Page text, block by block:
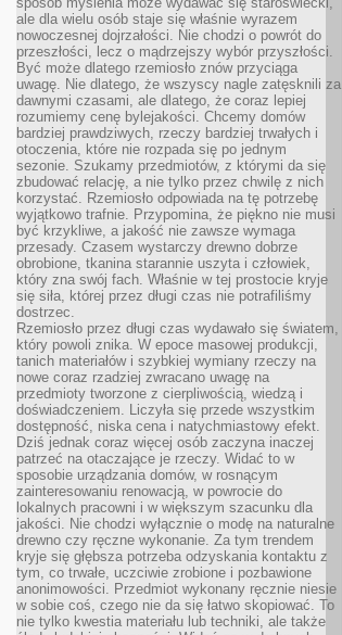
ale dla wielu osób staje się właśnie wyrazem
nowoczesnej dojrzałości. Nie chodzi o powrót do
przeszłości, lecz o mądrzejszy wybór przyszłości.
Być może dlatego rzemiosło znów przyciąga
uwagę. Nie dlatego, że wszyscy nagle zatęsknili za
dawnymi czasami, ale dlatego, że coraz lepiej
rozumiemy cenę bylejakości. Chcemy domów
bardziej prawdziwych, rzeczy bardziej trwałych i
otoczenia, które nie rozpada się po jednym
sezonie. Szukamy przedmiotów, z którymi da się
zbudować relację, a nie tylko przez chwilę z nich
korzystać. Rzemiosło odpowiada na tę potrzebę
wyjątkowo trafnie. Przypomina, że piękno nie musi
być krzykliwe, a jakość nie zawsze wymaga
przesady. Czasem wystarczy drewno dobrze
obrobione, tkanina starannie uszyta i człowiek,
który zna swój fach. Właśnie w tej prostocie kryje
się siła, której przez długi czas nie potrafiliśmy
dostrzec.
Rzemiosło przez długi czas wydawało się światem,
który powoli znika. W epoce masowej produkcji,
tanich materiałów i szybkiej wymiany rzeczy na
nowe coraz rzadziej zwracano uwagę na
przedmioty tworzone z cierpliwością, wiedzą i
doświadczeniem. Liczyła się przede wszystkim
dostępność, niska cena i natychmiastowy efekt.
Dziś jednak coraz więcej osób zaczyna inaczej
patrzeć na otaczające je rzeczy. Widać to w
sposobie urządzania domów, w rosnącym
zainteresowaniu renowacją, w powrocie do
lokalnych pracowni i w większym szacunku dla
jakości. Nie chodzi wyłącznie o modę na naturalne
drewno czy ręczne wykonanie. Za tym trendem
kryje się głębsza potrzeba odzyskania kontaktu z
tym, co trwałe, uczciwie zrobione i pozbawione
anonimowości. Przedmiot wykonany ręcznie niesie
w sobie coś, czego nie da się łatwo skopiować. To
nie tylko kwestia materiału lub techniki, ale także